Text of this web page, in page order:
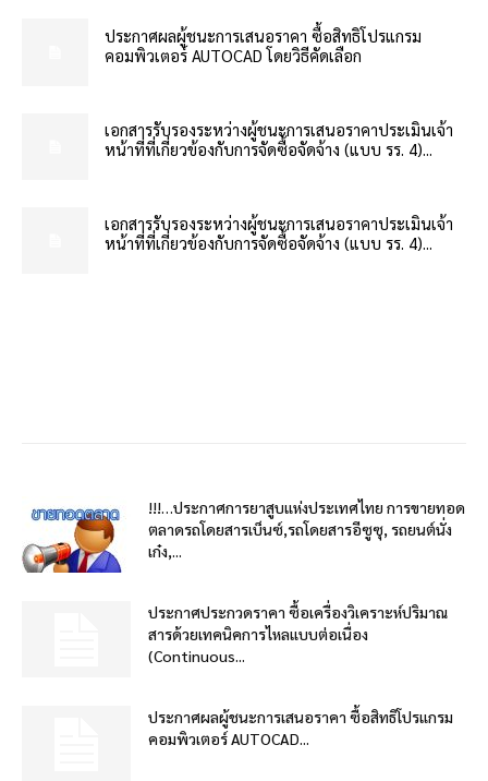
ประกาศผลผู้ชนะการเสนอราคา ซื้อสิทธิโปรแกรม
คอมพิวเตอร์ AUTOCAD โดยวิธีคัดเลือก
เอกสารรับรองระหว่างผู้ชนะการเสนอราคาประเมินเจ้า
หน้าที่ที่เกี่ยวข้องกับการจัดซื้อจัดจ้าง (แบบ รร. 4)...
เอกสารรับรองระหว่างผู้ชนะการเสนอราคาประเมินเจ้า
หน้าที่ที่เกี่ยวข้องกับการจัดซื้อจัดจ้าง (แบบ รร. 4)...
!!!…ประกาศการยาสูบแห่งประเทศไทย การขายทอด
ตลาดรถโดยสารเบ็นซ์,รถโดยสารอีซูซุ, รถยนต์นั่ง
เก๋ง,...
ประกาศประกวดราคา ซื้อเครื่องวิเคราะห์ปริมาณ
สารด้วยเทคนิคการไหลแบบต่อเนื่อง
(Continuous...
ประกาศผลผู้ชนะการเสนอราคา ซื้อสิทธิโปรแกรม
คอมพิวเตอร์ AUTOCAD...